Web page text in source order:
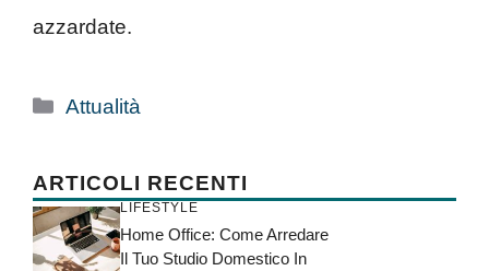
azzardate.
Categorie
Attualità
ARTICOLI RECENTI
LIFESTYLE
Home Office: Come Arredare
Il Tuo Studio Domestico In